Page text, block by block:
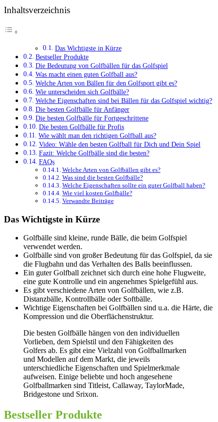
Inhaltsverzeichnis
Das Wichtigste in Kürze
Bestseller Produkte
Die Bedeutung von Golfbällen für das Golfspiel
Was macht einen guten Golfball aus?
Welche Arten von Bällen für den Golfsport gibt es?
Wie unterscheiden sich Golfbälle?
Welche Eigenschaften sind bei Bällen für das Golfspiel wichtig?
Die besten Golfbälle für Anfänger
Die besten Golfbälle für Fortgeschrittene
Die besten Golfbälle für Profis
Wie wählt man den richtigen Golfball aus?
Video: Wähle den besten Golfball für Dich und Dein Spiel
Fazit: Welche Golfbälle sind die besten?
FAQs
Welche Arten von Golfbällen gibt es?
Was sind die besten Golfbälle?
Welche Eigenschaften sollte ein guter Golfball haben?
Wie viel kosten Golfbälle?
Verwandte Beiträge
Das Wichtigste in Kürze
Golfbälle sind kleine, runde Bälle, die beim Golfspiel
verwendet werden.
Golfbälle sind von großer Bedeutung für das Golfspiel, da sie
die Flugbahn und das Verhalten des Balls beeinflussen.
Ein guter Golfball zeichnet sich durch eine hohe Flugweite,
eine gute Kontrolle und ein angenehmes Spielgefühl aus.
Es gibt verschiedene Arten von Golfbällen, wie z.B.
Distanzbälle, Kontrollbälle oder Softbälle.
Wichtige Eigenschaften bei Golfbällen sind u.a. die Härte, die
Kompression und die Oberflächenstruktur.
Die besten Golfbälle hängen von den individuellen
Vorlieben, dem Spielstil und den Fähigkeiten des
Golfers ab. Es gibt eine Vielzahl von Golfballmarken
und Modellen auf dem Markt, die jeweils
unterschiedliche Eigenschaften und Spielmerkmale
aufweisen. Einige beliebte und hoch angesehene
Golfballmarken sind Titleist, Callaway, TaylorMade,
Bridgestone und Srixon.
Bestseller Produkte